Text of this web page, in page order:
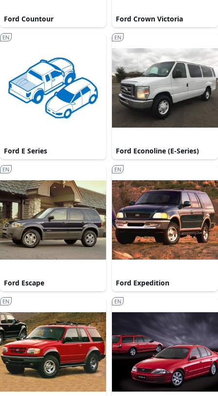
Ford Countour Ford Crown Victoria
Ford E Series
EN
Ford Econoline (E-Series)
EN
Ford Escape
EN
Ford Expedition
EN
EN EN